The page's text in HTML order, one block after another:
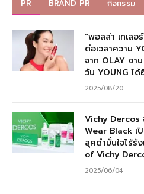
PR BRAND PR กิจกรรม
“พอลล่า เทเล
ต่อเวลาความ
จาก OLAY งา
วัน YOUNG ได้
2025/08/20
Vichy Dercos
Wear Black เ
ลุคดำมั่นใจไร้รั
of Vichy
2025/06/04